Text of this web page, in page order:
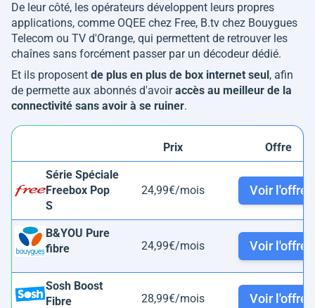
De leur côté, les opérateurs développent leurs propres
applications, comme OQEE chez Free, B.tv chez Bouygues
Telecom ou TV d'Orange, qui permettent de retrouver les
chaînes sans forcément passer par un décodeur dédié.
Et ils proposent de plus en plus de box internet seul, afin
de permette aux abonnés d'avoiraccès au meilleur de la
connectivité sans avoir à se ruiner.
Prix Offre
Série Spéciale
Freebox Pop
S
24,99€/mois Voir l'offre
B&YOU Pure
fibre
24,99€/mois Voir l'offre
Sosh Boost
Fibre
28,99€/mois Voir l'offre